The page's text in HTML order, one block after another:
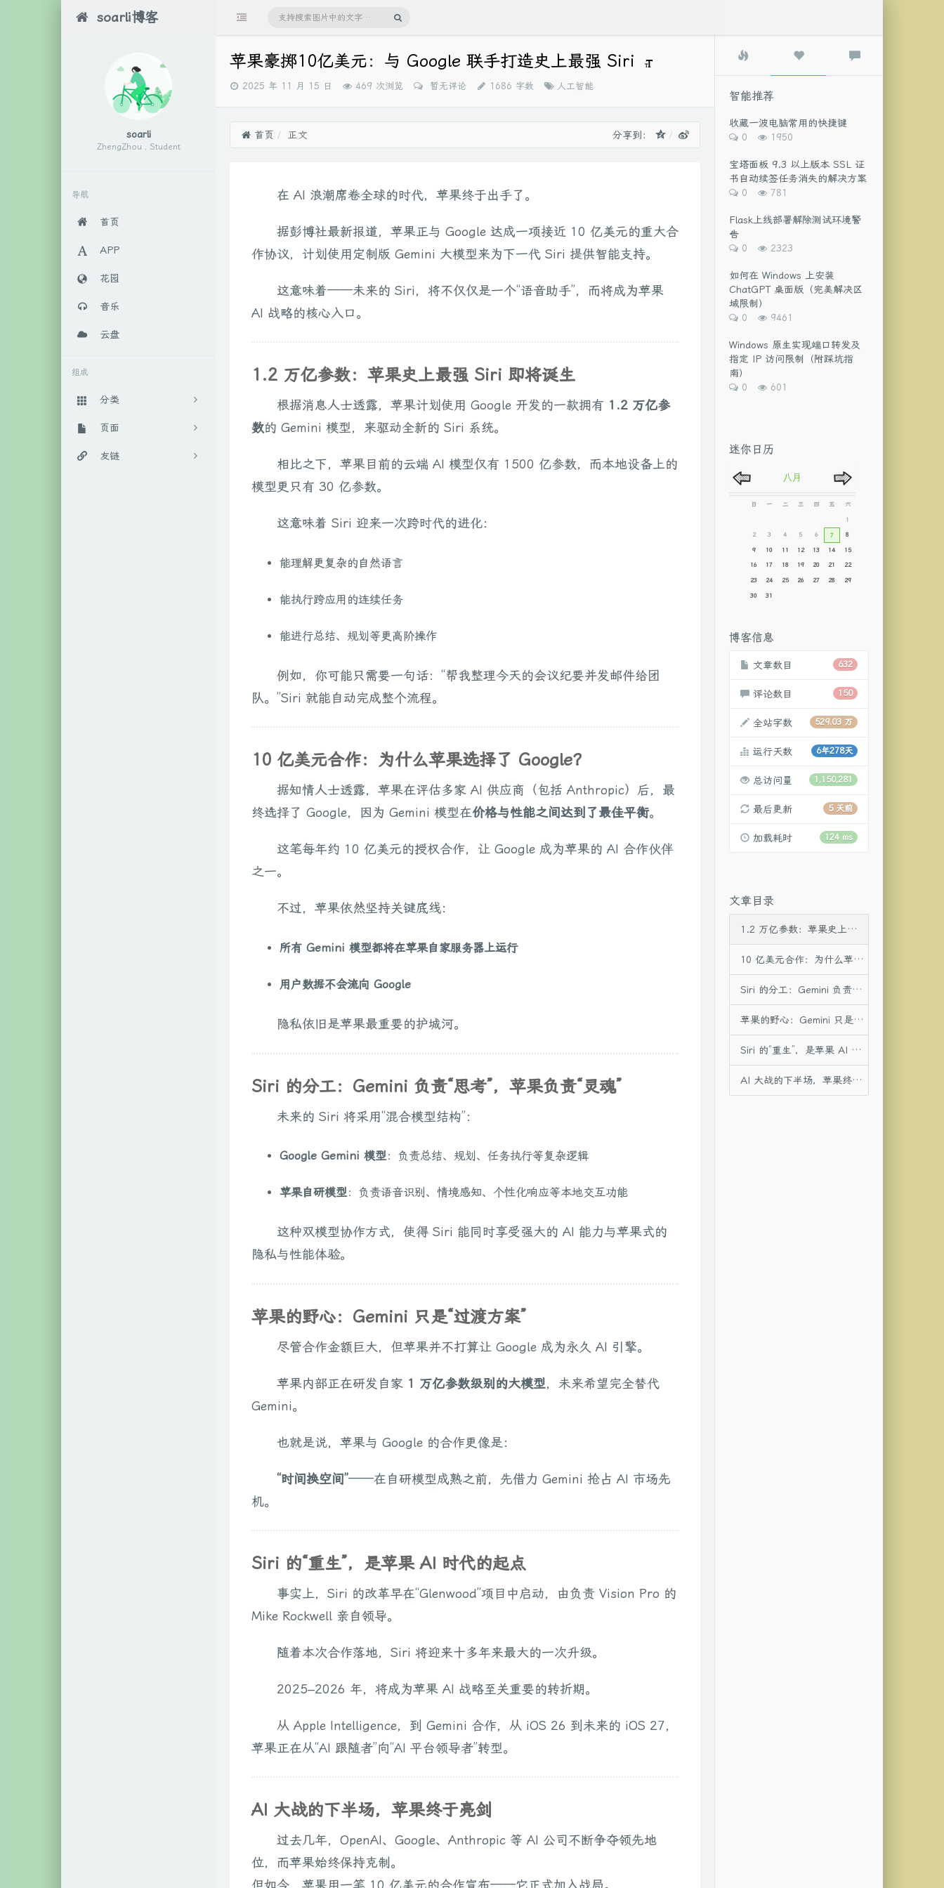
soarli博客
soarli
ZhengZhou , Student
导航
首页
APP
花园
音乐
云盘
组成
分类
289
日常随笔
88
实用教程
页面
百宝箱
友链
苹果豪掷10亿美元：与 Google 联手打造史上最强 Siri
发
间：
2025 年 11 月 15 日 469 次浏览 暂无评论 1686 字数
分
人工智能
首页 正文 分享到：
在 AI 浪潮席卷全球的时代，苹果终于出手了。
据彭博社最新报道，苹果正与 Google 达成一项接近 10 亿美元的重大合
作协议，计划使用定制版 Gemini 大模型来为下一代 Siri 提供智能支持。
这意味着——未来的 Siri，将不仅仅是一个“语音助手”，而将成为苹果
AI 战略的核心入口。
1.2 万亿参数：苹果史上最强 Siri 即将诞生
根据消息人士透露，苹果计划使用 Google 开发的一款拥有 1.2 万亿参
数的 Gemini 模型，来驱动全新的 Siri 系统。
相比之下，苹果目前的云端 AI 模型仅有 1500 亿参数，而本地设备上的
模型更只有 30 亿参数。
这意味着 Siri 迎来一次跨时代的进化：
能理解更复杂的自然语言
能执行跨应用的连续任务
能进行总结、规划等更高阶操作
例如，你可能只需要一句话：“帮我整理今天的会议纪要并发邮件给团
队。”Siri 就能自动完成整个流程。
10 亿美元合作：为什么苹果选择了 Google？
据知情人士透露，苹果在评估多家 AI 供应商（包括 Anthropic）后，最
终选择了 Google，因为 Gemini 模型在价格与性能之间达到了最佳平衡。
这笔每年约 10 亿美元的授权合作，让 Google 成为苹果的 AI 合作伙伴
之一。
不过，苹果依然坚持关键底线：
所有 Gemini 模型都将在苹果自家服务器上运行
用户数据不会流向 Google
隐私依旧是苹果最重要的护城河。
Siri 的分工：Gemini 负责“思考”，苹果负责“灵魂”
未来的 Siri 将采用“混合模型结构”：
Google Gemini 模型：负责总结、规划、任务执行等复杂逻辑
苹果自研模型：负责语音识别、情境感知、个性化响应等本地交互功能
这种双模型协作方式，使得 Siri 能同时享受强大的 AI 能力与苹果式的
隐私与性能体验。
苹果的野心：Gemini 只是“过渡方案”
尽管合作金额巨大，但苹果并不打算让 Google 成为永久 AI 引擎。
苹果内部正在研发自家 1 万亿参数级别的大模型，未来希望完全替代
Gemini。
也就是说，苹果与 Google 的合作更像是：
“时间换空间”——在自研模型成熟之前，先借力 Gemini 抢占 AI 市场先
机。
Siri 的“重生”，是苹果 AI 时代的起点
事实上，Siri 的改革早在“Glenwood”项目中启动，由负责 Vision Pro 的
Mike Rockwell 亲自领导。
随着本次合作落地，Siri 将迎来十多年来最大的一次升级。
2025–2026 年，将成为苹果 AI 战略至关重要的转折期。
从 Apple Intelligence，到 Gemini 合作，从 iOS 26 到未来的 iOS 27，
苹果正在从“AI 跟随者”向“AI 平台领导者”转型。
AI 大战的下半场，苹果终于亮剑
过去几年，OpenAI、Google、Anthropic 等 AI 公司不断争夺领先地
位，而苹果始终保持克制。
文
章
推
评
智能推荐
收藏一波电脑常用的快捷键
评
数：
0
浏
次
数:
1950
宝塔面板 9.3 以上版本 SSL 证
书自动续签任务消失的解决方案
评
数：
0
浏
次
781
Flask上线部署解除测试环境警
告
评
数：
0
浏
次
数:
2323
如何在 Windows 上安装
ChatGPT 桌面版（完美解决区
域限制）
评
数：
0
浏
次
数:
9461
Windows 原生实现端口转发及
指定 IP 访问限制（附踩坑指
南）
评
0
浏
601
迷你日历
博客信息
632
文章数目
150
评论数目
529.03 万
全站字数
6年278天
运行天数
1,150,281
总访问量
5 天前
最后更新
124 ms
加载耗时
文章目录
1.2 万亿参数：苹果史上最强 Siri 即将诞生
10 亿美元合作：为什么苹果选择了 Google？
Siri 的分工：Gemini 负责“思考”，苹果负责“灵魂”
苹果的野心：Gemini 只是“过渡方案”
Siri 的“重生”，是苹果 AI 时代的起点
AI 大战的下半场，苹果终于亮剑